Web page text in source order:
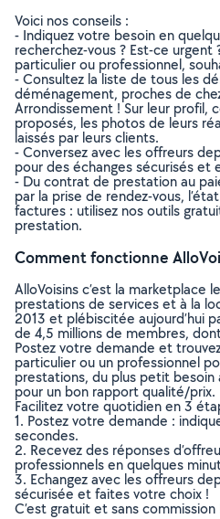
Voici nos conseils :
- Indiquez votre besoin en
recherchez-vous ? Est-ce
particulier ou professionnel,
- Consultez la liste de tous les
déménagement, proches de
Arrondissement ! Sur leur profil,
proposés, les photos de leurs
laissés par leurs clients.
- Conversez avec les offreurs
pour des échanges sécurisés et
- Du contrat de prestation au
par la prise de rendez-vous,
factures : utilisez nos outils
prestation.
Comment fonctionne
AlloVoisins c’est la marketplace
prestations de services et à la
2013 et plébiscitée aujourd’hui
de 4,5 millions de membres,
Postez votre demande et
particulier ou un professionnel
prestations, du plus petit besoin
pour un bon rapport qualité/prix.
Facilitez votre quotidien en 3
1. Postez votre demande :
secondes.
2. Recevez des réponses
professionnels en quelques
3. Echangez avec les offreurs
sécurisée et faites votre choix !
C’est gratuit et sans commission